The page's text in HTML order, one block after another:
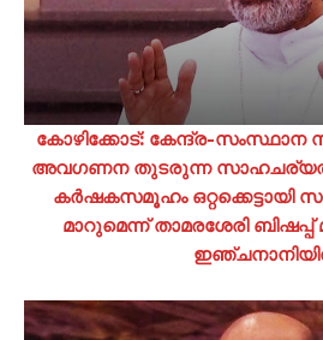
കോഴിക്കോട്: കേന്ദ്ര-
അവഗണന തുടരുന്ന
കർഷകസമൂഹം ഒറ്റക്കെട്ടായി
മാറുമെന്ന് താമരശേരി